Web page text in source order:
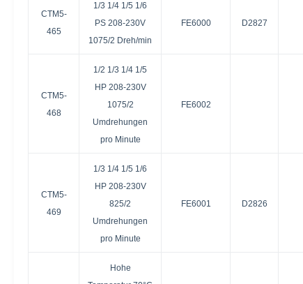
CTM5-
465
1/3 1/4 1/5 1/6
PS 208-230V
1075/2 Dreh/min
FE6000 D2827
CTM5-
468
1/2 1/3 1/4 1/5
HP 208-230V
1075/2
Umdrehungen
pro Minute
FE6002
CTM5-
469
1/3 1/4 1/5 1/6
HP 208-230V
825/2
Umdrehungen
pro Minute
FE6001 D2826
Hohe